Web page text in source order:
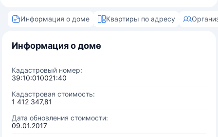
Информация о доме Квартиры по адресу
Информация о доме
Кадастровый номер:
39:10:010021:40
Кадастровая стоимость:
1 412 347,81
Дата обновления стоимости:
09.01.2017